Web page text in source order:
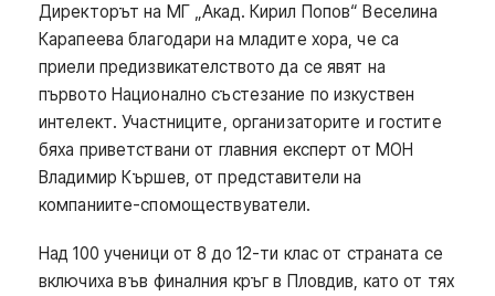
Директорът на МГ „Акад. Кирил Попов“ Веселина
Карапеева благодари на младите хора, че са
приели предизвикателството да се явят на
първото Национално състезание по изкуствен
интелект. Участниците, организаторите и гостите
бяха приветствани от главния експерт от МОН
Владимир Кършев, от представители на
компаниите-спомоществуватели.
Над 100 ученици от 8 до 12-ти клас от страната се
включиха във финалния кръг в Пловдив, като от тях